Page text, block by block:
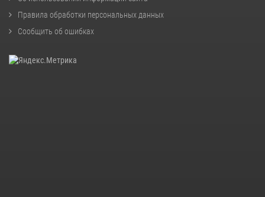
Правила обработки персональных данных
Сообщить об ошибках